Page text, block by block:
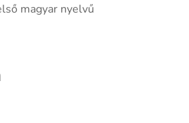
magyar nyelvű